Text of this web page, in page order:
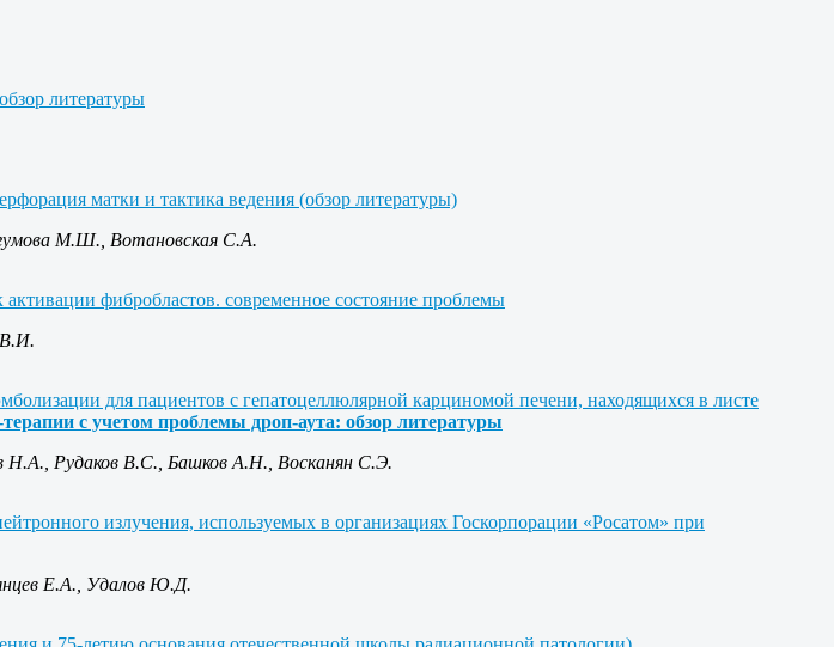
литературы
матки и тактика ведения (обзор литературы)
М.Ш., Вотановская С.А.
фибробластов. современное состояние проблемы
В.И.
для пациентов с гепатоцеллюлярной карциномой печени, находящихся в листе
c учетом проблемы дроп-аута: обзор литературы
Н.А., Рудаков В.С., Башков А.Н., Восканян С.Э.
излучения, используемых в организациях Госкорпорации «Росатом» при
Е.А., Удалов Ю.Д.